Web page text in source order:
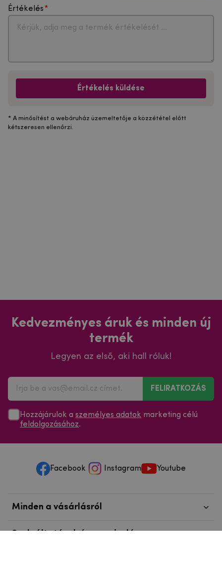
Értékelés
Értékelés küldése
* A minősítést a webáruház üzemeltetője a közzététel előtt
kétszeresen ellenőrzi.
Kedvezményes áruk és minden új
termék
Legyen az első, aki hall róluk!
FELIRATKOZÁS
Hozzájárulok a személyes adatok marketing célú
feldolgozásához.
Facebook Instagram Youtube
Minden a vásárlásról